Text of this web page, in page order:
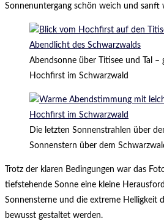
Sonnenuntergang schön weich und sanft
Abendsonne über Titisee und Tal –
Hochfirst im Schwarzwald
Die letzten Sonnenstrahlen über
Sonnenstern über dem
Trotz der klaren Bedingungen war das
tiefstehende Sonne eine kleine
Sonnensterne und die extreme Helligkeit
bewusst gestaltet werden.